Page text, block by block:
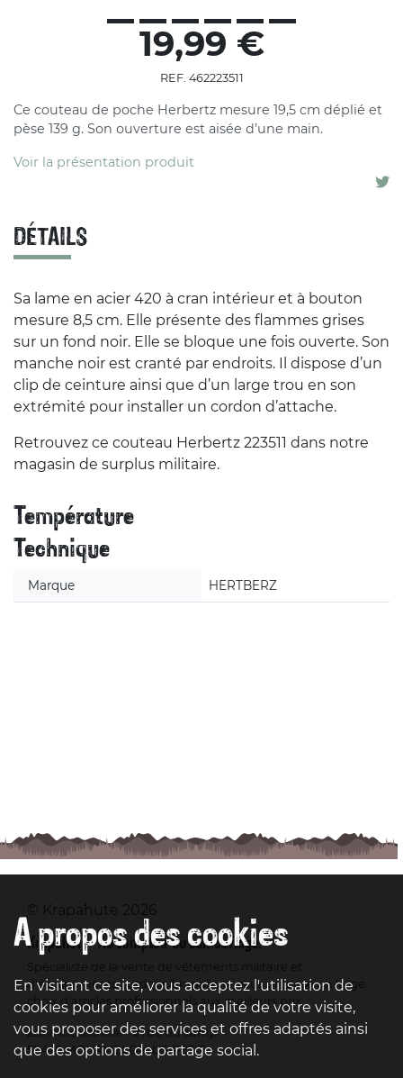
Ce couteau de poche Herbertz mesure 19,5 cm déplié et
pèse 139 g. Son ouverture est aisée d’une main.
Voir la présentation produit
19,99 €
REF. 462223511
DÉTAILS
Sa lame en acier 420 à cran intérieur et à bouton
mesure 8,5 cm. Elle présente des flammes grises
sur un fond noir. Elle se bloque une fois ouverte. Son
manche noir est cranté par endroits. Il dispose d’un
clip de ceinture ainsi que d’un large trou en son
extrémité pour installer un cordon d’attache.
Retrouvez ce couteau Herbertz 223511 dans notre
magasin de surplus militaire.
Température
Technique
Marque HERTBERZ
© Krapahute 2026
Krapahute - Au comptoir du camouflage.
Spécialiste de la vente de vêtements militaire et
d'équipements outdoor, krapahute vous propose un large
choix d'articles professionnels aux meilleurs prix.
Zone industrielle - 2 rue du camp
51 400 MOURMELON-LE-PETIT
A propos des cookies
En visitant ce site, vous acceptez l'utilisation de
cookies pour améliorer la qualité de votre visite,
vous proposer des services et offres adaptés ainsi
que des options de partage social.